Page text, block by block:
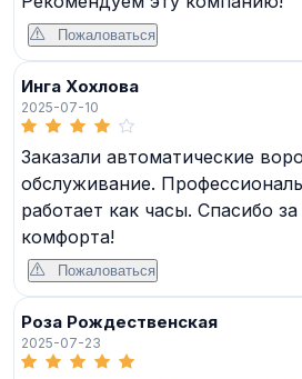
Пожаловаться
Инга Хохлова
2025-07-10
Заказали автоматические
обслуживание.
работает как часы. Спасибо
комфорта!
Пожаловаться
Роза Рождественская
2025-07-23